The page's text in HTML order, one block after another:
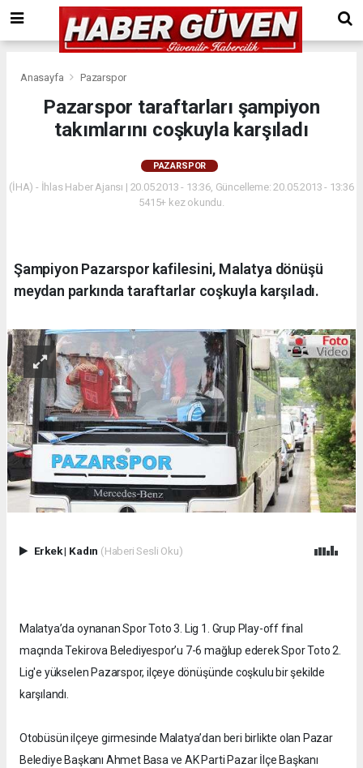
Anasayfa Pazarspor
Pazarspor taraftarları şampiyon
takımlarını coşkuyla karşıladı
PAZARSPOR
(İHA) - İhlas Haber Ajansı | 20.05.2013 - 13:36, Güncelleme: 20.05.2013 - 13:36
5415+ kez okundu.
Şampiyon Pazarspor kafilesini, Malatya dönüşü
meydan parkında taraftarlar coşkuyla karşıladı.
Erkek| Kadın (Haberi Sesli Oku)
Malatya’da oynanan Spor Toto 3. Lig 1. Grup Play-off final
maçında Tekirova Belediyespor’u 7-6 mağlup ederek Spor Toto 2.
Lig'e yükselen Pazarspor, ilçeye dönüşünde coşkulu bir şekilde
karşılandı.
Otobüsün ilçeye girmesinde Malatya’dan beri birlikte olan Pazar
Belediye Başkanı Ahmet Basa ve AK Parti Pazar İlçe Başkanı